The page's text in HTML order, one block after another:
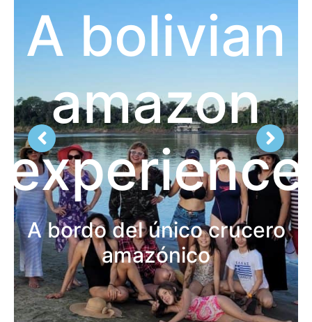
A bolivian
amazon
experience
A bordo del único crucero
amazónico